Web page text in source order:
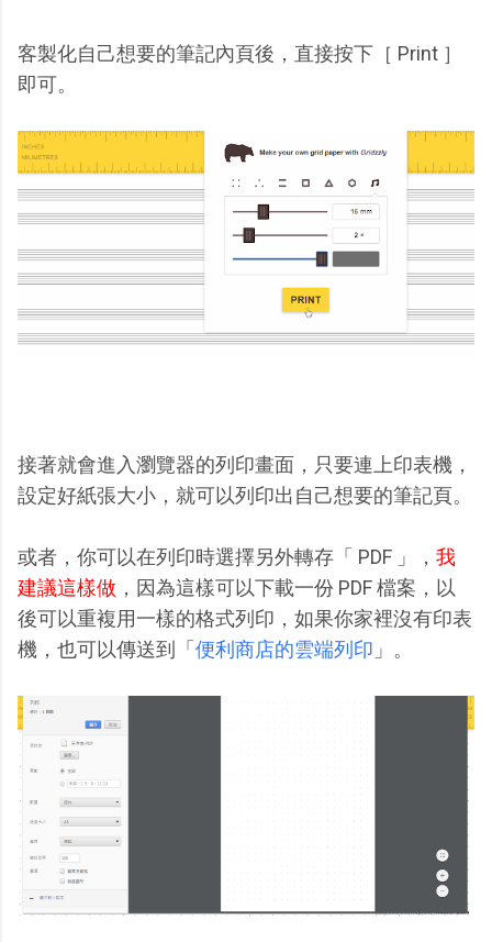
客製化自己想要的筆記內頁後，直接按下［ Print ］
即可。
接著就會進入瀏覽器的列印畫面，只要連上印表機，
設定好紙張大小，就可以列印出自己想要的筆記頁。
或者，你可以在列印時選擇另外轉存「 PDF 」， 我
建議這樣做 ，因為這樣可以下載一份 PDF 檔案，以
後可以重複用一樣的格式列印，如果你家裡沒有印表
機，也可以傳送到「便利商店的雲端列印 」。